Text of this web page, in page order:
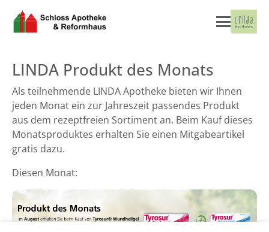
LINDA Produkt des Monats
Als teilnehmende LINDA Apotheke bieten wir Ihnen
jeden Monat ein zur Jahreszeit passendes Produkt
aus dem rezeptfreien Sortiment an. Beim Kauf dieses
Monatsproduktes erhalten Sie einen Mitgabeartikel
gratis dazu.
Diesen Monat: